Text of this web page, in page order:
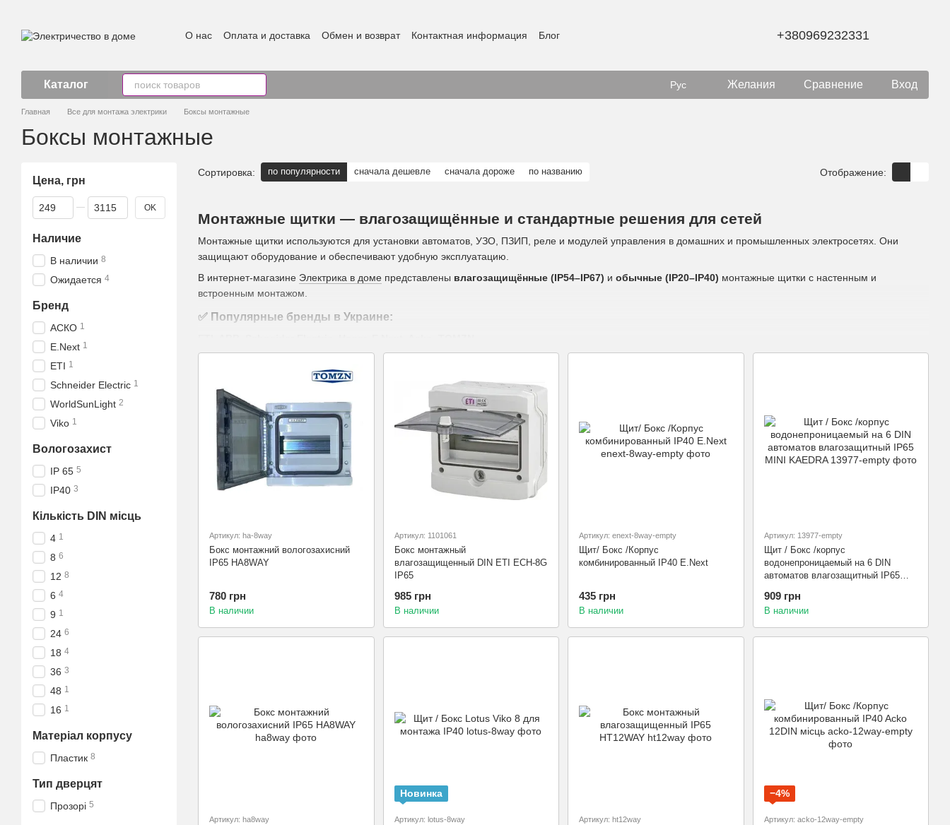
О нас Оплата и доставка Обмен и возврат Контактная информация Блог +380969232331
Каталог Рус Желания Сравнение Вход
Главная Все для монтажа электрики Боксы монтажные
Боксы монтажные
Сортировка: по популярности сначала дешевле сначала дороже по названию Отображение:
Монтажные щитки — влагозащищённые и стандартные решения для сетей
Монтажные щитки используются для установки автоматов, УЗО, ПЗИП, реле и модулей управления в домашних и промышленных электросетях. Они
защищают оборудование и обеспечивают удобную эксплуатацию.
В интернет-магазине Электрика в доме представлены влагозащищённые (IP54–IP67) и обычные (IP20–IP40) монтажные щитки с настенным и
встроенным монтажом.
✅ Популярные бренды в Украине:
Защита от влаги, пыли и УФ
Корпуса для внутренней и наружной установки
DIN-рейки, шины PE/N, прозрачные или матовые дверцы
Качественные материалы: ABS-пластик или металл
Возможность пломбировки, герметичность, вентиляция
дома, офисы, склады, фасады, гаражи, солнечные станции, производственные объекты.
Артикул: ha-8way
Бокс монтажний вологозахисний
IP65 HA8WAY
780 грн
В наличии
Артикул: 1101061
Бокс монтажный
влагозащищенный DIN ETI ECH-8G
IP65
985 грн
В наличии
Артикул: enext-8way-empty
Щит/ Бокс /Корпус
комбинированный IP40 E.Next
435 грн
В наличии
Артикул: 13977-empty
Щит / Бокс /корпус
водонепроницаемый на 6 DIN
автоматов влагозащитный IP65
909 грн
В наличии
Артикул: ha8way
Новинка
Артикул: lotus-8way Артикул: ht12way
−4%
Артикул: acko-12way-empty
Цена, грн
От Цена, грн
До Цена, грн OK
Наличие
В наличии 8
Ожидается 4
Бренд
АСКО 1
E.Next 1
ETI 1
Schneider Electric 1
WorldSunLight 2
Viko 1
Вологозахист
IP 65 5
IP40 3
Кількість DIN місць
4 1
8 6
12 8
6 4
9 1
24 6
18 4
36 3
48 1
16 1
Матеріал корпусу
Пластик 8
Тип дверцят
Прозорі 5